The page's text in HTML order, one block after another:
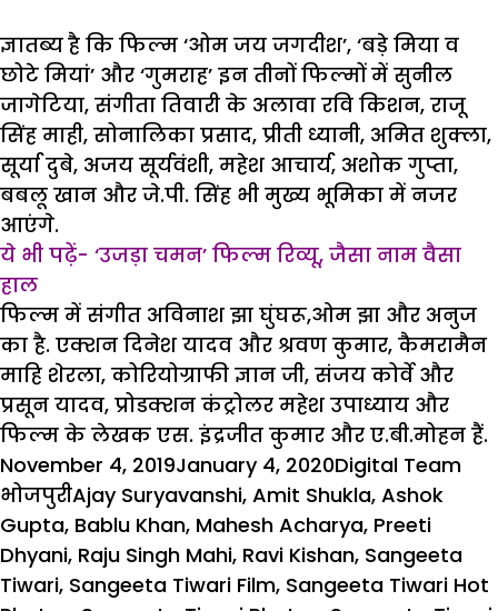
ज्ञातब्य है कि फिल्म ‘ओम जय जगदीश’, ‘बड़े मिया व
छोटे मियां’ और ‘गुमराह’ इन तीनों फिल्मों में सुनील
जागेटिया, संगीता तिवारी के अलावा रवि किशन, राजू
सिंह माही, सोनालिका प्रसाद, प्रीती ध्यानी, अमित शुक्ला,
सूर्या दुबे, अजय सूर्यवंशी, महेश आचार्य, अशोक गुप्ता,
बबलू खान और जे.पी. सिंह भी मुख्य भूमिका में नजर
आएंगे.
ये भी पढ़ें- ‘उजड़ा चमन’ फिल्म रिव्यू, जैसा नाम वैसा
हाल
फिल्म में संगीत अविनाश झा घुंघरू,ओम झा और अनुज
का है. एक्शन दिनेश यादव और श्रवण कुमार, कैमरामैन
माहि शेरला, कोरियोग्राफी ज्ञान जी, संजय कोर्वे और
प्रसून यादव, प्रोडक्शन कंट्रोलर महेश उपाध्याय और
फिल्म के लेखक एस. इंद्रजीत कुमार और ए.बी.मोहन हैं.
Posted
on
November 4, 2019January 4, 2020Author
Digital Team
भोजपुरीTags
Ajay Suryavanshi, Amit Shukla, Ashok
Gupta, Bablu Khan, Mahesh Acharya, Preeti
Dhyani, Raju Singh Mahi, Ravi Kishan, Sangeeta
Tiwari, Sangeeta Tiwari Film, Sangeeta Tiwari Hot